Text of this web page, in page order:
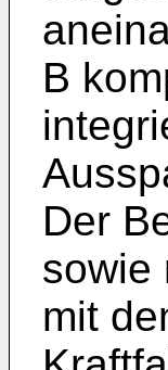
B
Der
sowie
mit